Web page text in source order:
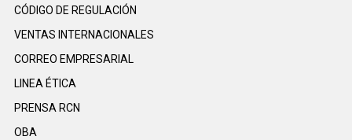
CÓDIGO DE REGULACIÓN
VENTAS INTERNACIONALES
CORREO EMPRESARIAL
LINEA ÉTICA
PRENSA RCN
OBA